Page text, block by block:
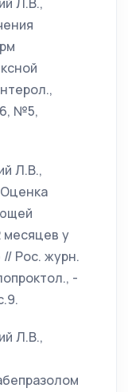
№5,
Л.В.,
месяцев у
Рос. журн.
-
Л.В.,